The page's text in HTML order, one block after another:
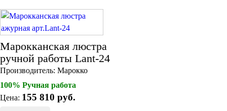
Марокканская люстра
ручной работы Lant-24
Производитель: Марокко
100% Ручная работа
Цена: 155 810 руб.